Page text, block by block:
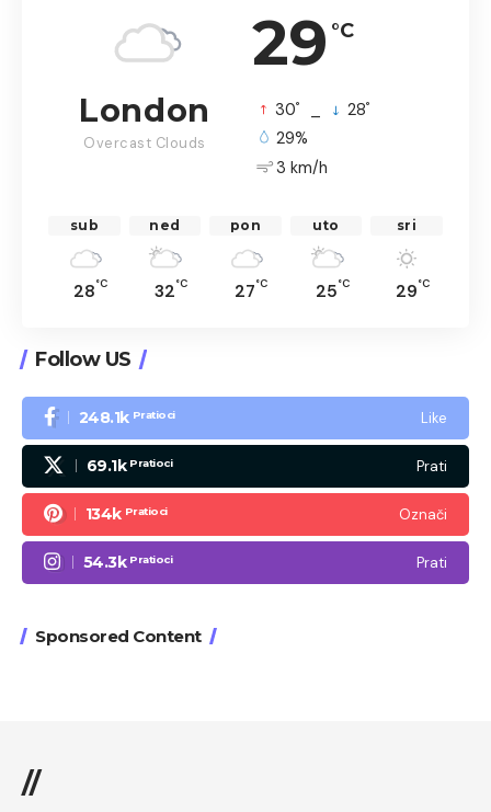
29 °C
London
Overcast Clouds
30° 28°
29%
3 km/h
sub
28°C
ned
32°C
pon
27°C
uto
25°C
sri
29°C
Follow US
248.1k Pratioci Like
69.1k Pratioci Prati
134k Pratioci Označi
54.3k Pratioci Prati
Sponsored Content
//